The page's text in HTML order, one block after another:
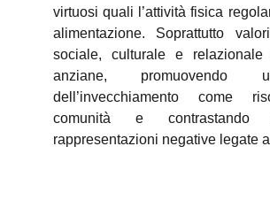
virtuosi quali l’attività fisica
alimentazione. Soprattutto
sociale, culturale e relazionale
anziane,
dell’invecchiamento come
comunità
e contrastando
rappresentazioni negative legate